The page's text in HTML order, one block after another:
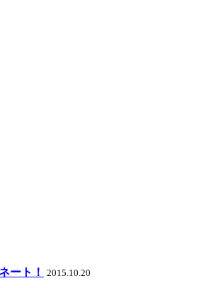
ート！ 2015.10.20